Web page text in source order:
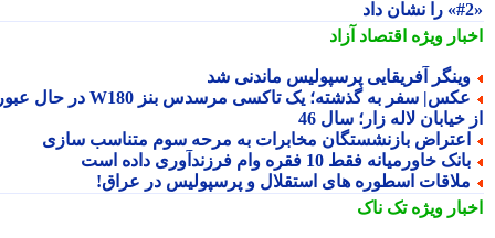
ویژهاقتصاد آزاد
آفریقایی پرسپولیس ماندنی شد
عکس| سفر به گذشته؛ یک تاکسی مرسدس بنز W180 در حال عبور
خیابان لاله زار؛ سال 46
بازنشستگان مخابرات به مرحه سوم متناسب سازی
خاورمیانه فقط 10 فقره وام فرزندآوری داده است
اسطوره های استقلال و پرسپولیس در عراق!
ویژهتک ناک